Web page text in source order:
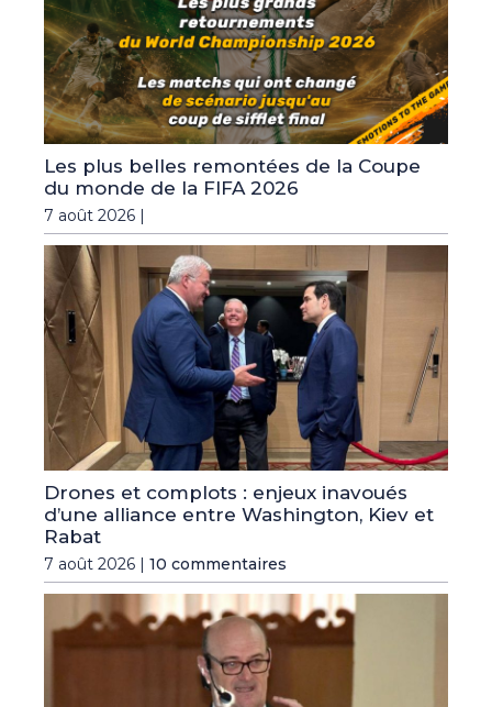
Les plus belles remontées de la Coupe
du monde de la FIFA 2026
7 août 2026 |
Drones et complots : enjeux inavoués
d’une alliance entre Washington, Kiev et
Rabat
7 août 2026 | 10 commentaires